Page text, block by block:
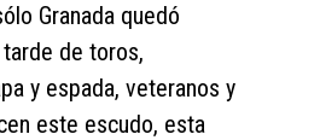
Granada quedó
de toros,
y espada, veteranos y
este escudo, esta